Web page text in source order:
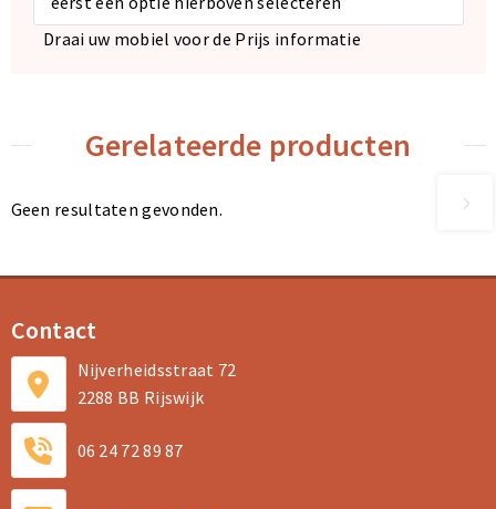
Draai uw mobiel voor de Prijs informatie
Gerelateerde producten
Geen resultaten gevonden.
Contact
Nijverheidsstraat 72
2288 BB Rijswijk
06 24 72 89 87